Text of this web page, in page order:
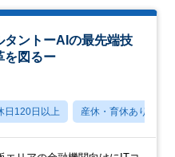
ントーAIの最先端技
を図るー
日120日以上 産休・育休あり